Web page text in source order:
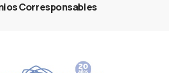
Corresponsables